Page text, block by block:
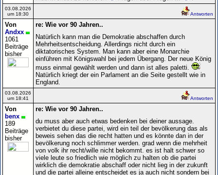
03.08.2026
um 18:30
Antworten
Von
Andxx
1061
Beiträge
bisher
re: Wie vor 90 Jahren..
Natürlich kann man die Demokratie abschaffen durch
Mehrheitsentscheidung. Allerdings nicht durch ein
diktatorisches System. Man kann aber eine Monarchie
einführen mit Königswahl bei jedem Übergang. Der neue König
muss einmal gewählt werden und dann ist alles paletti.
Natürlich kriegt der ein Parlament an die Seite gestellt wie in
England.
03.08.2026
um 18:41
Antworten
Von
benx
189
Beiträge
bisher
re: Wie vor 90 Jahren..
du muss aber auch etwas bedenken bei deiner aussage.
verbietet du diese partei, wird ein teil der bevölkerung das als
beweis sehen das die recht hatten und es könnte dan in der
bevölkerung noch schlimmer werden. grad wenn die mehrheit
von volk ihr recht/wille nicht bekommt. es ist halt schwer so
viele leute so friedlich wie möglich zu halten ob die partei
wirklich die demokratie abschaff oder nicht lieg in der zukunft
und die partei alleine entscheidet es ja auch nicht sondern bei